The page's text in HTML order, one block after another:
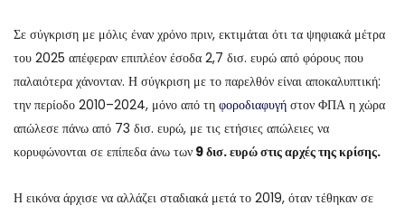
Σε σύγκριση με μόλις έναν χρόνο πριν, εκτιμάται ότι τα ψηφιακά μέτρα
του 2025 απέφεραν επιπλέον έσοδα 2,7 δισ. ευρώ από φόρους που
παλαιότερα χάνονταν. Η σύγκριση με το παρελθόν είναι αποκαλυπτική:
την περίοδο 2010–2024, μόνο από τη φοροδιαφυγή στον ΦΠΑ η χώρα
απώλεσε πάνω από 73 δισ. ευρώ, με τις ετήσιες απώλειες να
κορυφώνονται σε επίπεδα άνω των 9 δισ. ευρώ στις αρχές της κρίσης.
Η εικόνα άρχισε να αλλάζει σταδιακά μετά το 2019, όταν τέθηκαν σε